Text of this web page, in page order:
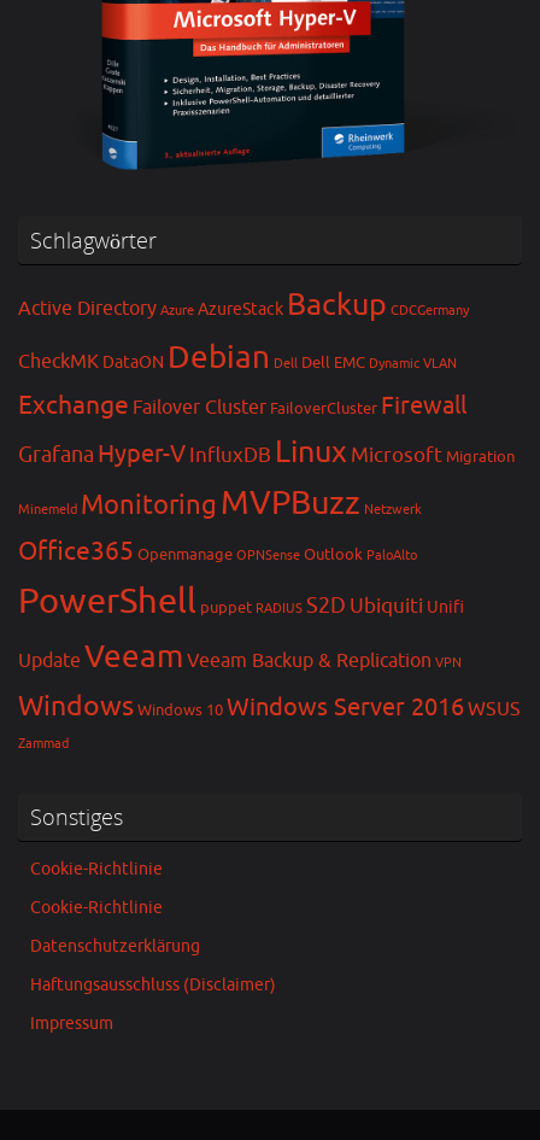
Schlagwörter
Active Directory Azure AzureStack Backup CDCGermany
CheckMK DataON Debian Dell Dell EMC Dynamic VLAN
Exchange Failover Cluster FailoverCluster Firewall
Grafana Hyper-VInfluxDB Linux Microsoft Migration
Minemeld Monitoring MVPBuzz Netzwerk
Office365 Openmanage OPNSense Outlook PaloAlto
PowerShell puppet RADIUS S2D Ubiquiti Unifi
Update Veeam Veeam Backup & Replication VPN
WindowsWindows 10Windows Server 2016WSUS
Zammad
Sonstiges
Cookie-Richtlinie
Cookie-Richtlinie
Datenschutzerklärung
Haftungsausschluss (Disclaimer)
Impressum